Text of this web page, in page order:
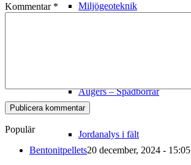
Miljögeoteknik
Augers – Spadborrar
Jordanalys i fält
Kommentar *
Populär
Bentonitpellets20 december, 2024 - 15:05